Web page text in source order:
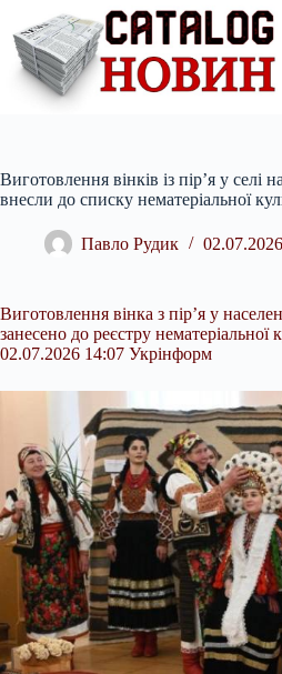
вмісту
Виготовлення вінків із пір’я у селі
внесли до списку нематеріальної
Павло Рудик 02.07.2026
Виготовлення вінка з пір’я у
занесено до реєстру
02.07.2026 14:07 Укрінформ